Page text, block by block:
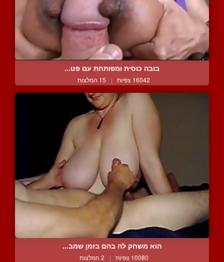
בובה כוסית ומפותחת עם פט...
16042 צפיות | 15 המלצות
הוא משחק לה בהם בזמן שמב...
10080 צפיות | 2 המלצות